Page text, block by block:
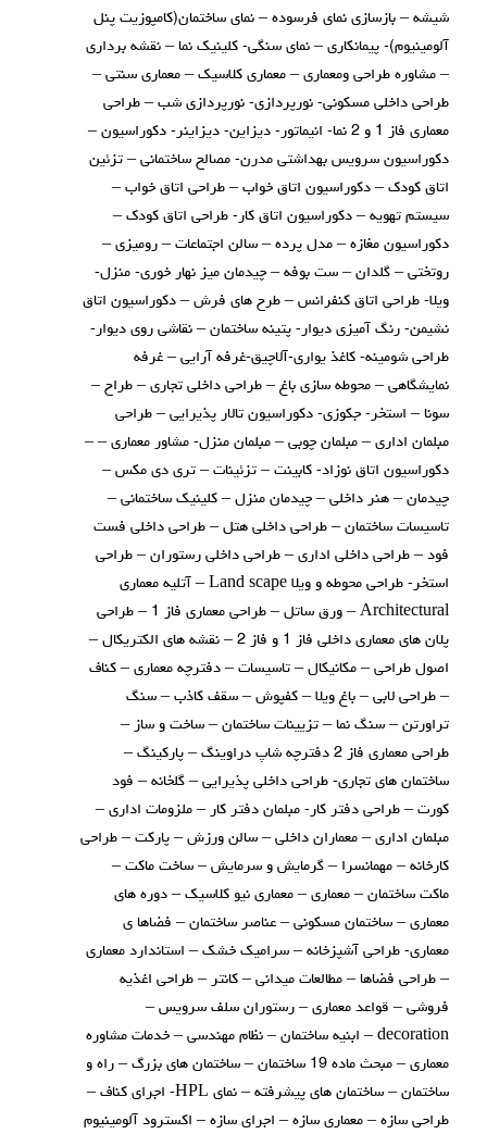
شیشه – بازسازی نمای فرسوده – نمای ساختمان(کامپوزیت پنل
آلومینیوم)- پیمانکاری – نمای سنگی- کلینیک نما – نقشه برداری
– مشاوره طراحی ومعماری – معماری کلاسیک – معماری سنتی –
طراحی داخلی مسکونی- نورپردازی- نورپردازی شب – طراحی
معماری فاز 1 و 2 نما- انیماتور- دیزاین- دیزاینر- دکوراسیون –
دکوراسیون سرویس بهداشتی مدرن- مصالح ساختمانی – تزئین
اتاق کودک – دکوراسیون اتاق خواب – طراحی اتاق خواب –
سیستم تهویه – دکوراسیون اتاق کار- طراحی اتاق کودک –
دکوراسیون مغازه – مدل پرده – سالن اجتماعات – رومیزی –
روتختی – گلدان – ست بوفه – چیدمان میز نهار خوری- منزل-
ویلا- طراحی اتاق کنفرانس – طرح های فرش – دکوراسیون اتاق
نشیمن- رنگ آمیزی دیوار- پتینه ساختمان – نقاشی روی دیوار-
طراحی شومینه- کاغذ یواری-آلاچیق-غرفه آرایی – غرفه
نمایشگاهی – محوطه سازی باغ – طراحی داخلی تجاری – طراح –
سونا – استخر- جکوزی- دکوراسیون تالار پذیرایی – طراحی
مبلمان اداری – مبلمان چوبی – مبلمان منزل- مشاور معماری – –
دکوراسیون اتاق نوزاد- کابینت – تزئینات – تری دی مکس –
چیدمان – هنر داخلی – چیدمان منزل – کلینیک ساختمانی –
تاسیسات ساختمان – طراحی داخلی هتل – طراحی داخلی فست
فود – طراحی داخلی اداری – طراحی داخلی رستوران – طراحی
استخر- طراحی محوطه و ویلا Land scape – آتلیه معماری
Architectural – ورق ساتل – طراحی معماری فاز 1 – طراحی
پلان های معماری داخلی فاز 1 و فاز 2 – نقشه های الکتریکال –
اصول طراحی – مکانیکال – تاسیسات – دفترچه معماری – کناف
– طراحی لابی – باغ ویلا – کفپوش – سقف کاذب – سنگ
تراورتن – سنگ نما – تزیینات ساختمان – ساخت و ساز –
طراحی معماری فاز 2 دفترچه شاپ دراوینگ – پارکینگ –
ساختمان های تجاری- طراحی داخلی پذیرایی – گلخانه – فود
کورت – طراحی دفتر کار- مبلمان دفتر کار – ملزومات اداری –
مبلمان اداری – معماران داخلی – سالن ورزش – پارکت – طراحی
کارخانه – مهمانسرا – گرمایش و سرمایش – ساخت ماکت –
ماکت ساختمان – معماری – معماری نیو کلاسیک – دوره های
معماری – ساختمان مسکونی – عناصر ساختمان – فضاها ی
معماری- طراحی آشپزخانه – سرامیک خشک – استاندارد معماری
– طراحی فضاها – مطالعات میدانی – کانتر – طراحی اغذیه
فروشی – قواعد معماری – رستوران سلف سرویس –
decoration – ابنیه ساختمان – نظام مهندسی – خدمات مشاوره
معماری – مبحث ماده 19 ساختمان – ساختمان های بزرگ – راه و
ساختمان – ساختمان های پیشرفته – نمای HPL- اجرای کناف –
طراحی سازه – معماری سازه – اجرای سازه – اکسترود آلومینیوم